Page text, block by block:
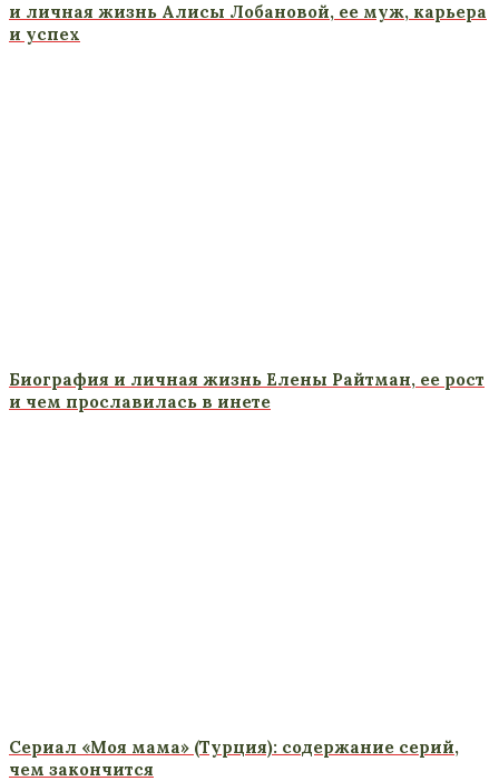
и личная жизнь Алисы Лобановой, ее муж, карьера
и успех
Биография и личная жизнь Елены Райтман, ее рост
и чем прославилась в инете
Сериал «Моя мама» (Турция): содержание серий,
чем закончится